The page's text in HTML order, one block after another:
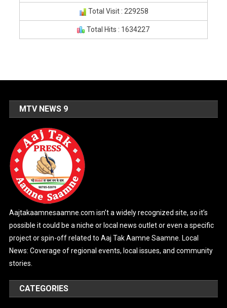
Total Visit : 229258
Total Hits : 1634227
MTV NEWS 9
Aajtakaamnesaamne.com isn’t a widely recognized site, so it’s
possible it could be a niche or local news outlet or even a specific
project or spin-off related to Aaj Tak Aamne Saamne. Local
News: Coverage of regional events, local issues, and community
stories.
CATEGORIES